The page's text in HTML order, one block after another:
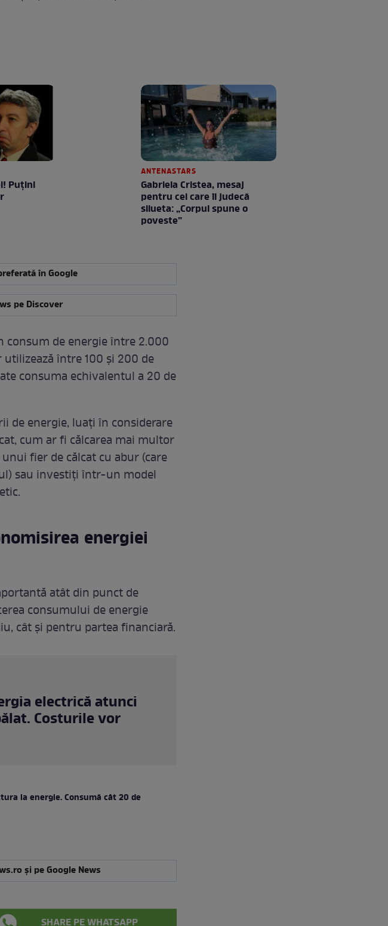
Puţini
ANTENASTARS
Gabriela Cristea, mesaj
pentru cei care îi judecă
silueta: „Corpul spune o
poveste”
în Google
pe Discover
consum de energie între 2.000
între 100 și 200 de
consuma echivalentul a 20 de
de energie, luați în considerare
cum ar fi călcarea mai multor
fier de călcat cu abur (care
sau investiți într-un model
energiei
atât din punct de
consumului de energie
cât și pentru partea financiară.
electrică atunci
Costurile vor
la energie. Consumă cât 20 de
și pe Google News